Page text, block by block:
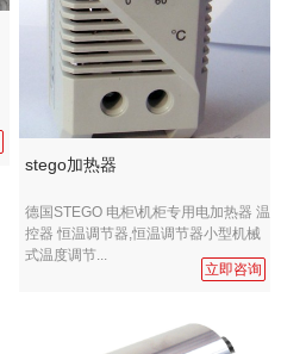
stego加热器
德国STEGO 电柜\机柜专用电加热器 温
控器 恒温调节器,恒温调节器小型机械
式温度调节...
立即咨询